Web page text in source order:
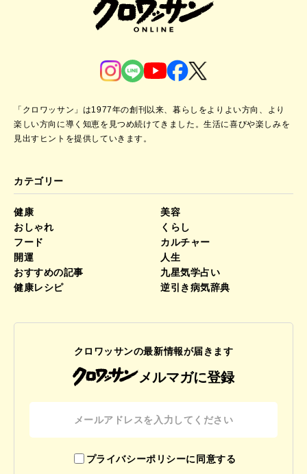
「クロワッサン」は1977年の創刊以来、暮らしをよりよい方向、より
楽しい方向に導く知恵を見つめ続けてきました。生活に喜びや楽しみを
見出すヒントを提供していきます。
カテゴリー
健康
美容
おしゃれ
くらし
フード
カルチャー
開運
人生
おすすめの記事
九星気学占い
健康レシピ
逆引き病気辞典
クロワッサンの最新情報が届きます
メルマガに登録
プライバシーポリシーに同意する